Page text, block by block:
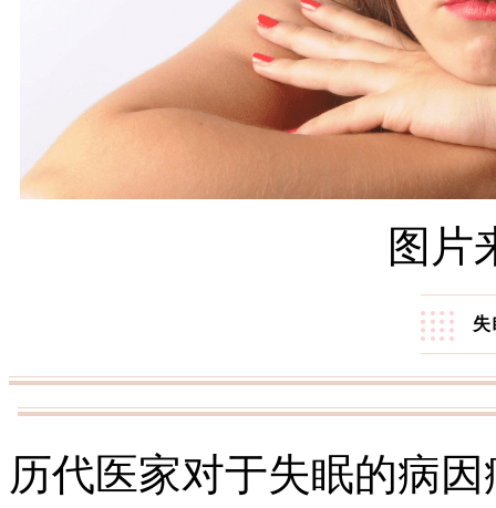
图片
历代医家对于失眠的病